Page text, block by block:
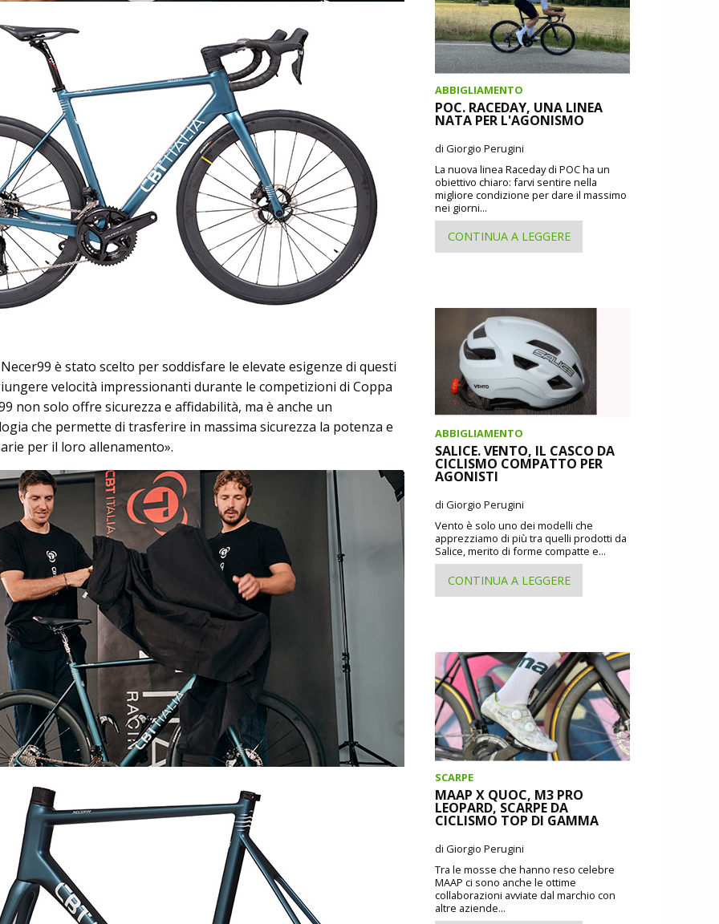
è stato scelto per soddisfare le elevate esigenze di questi
velocità impressionanti durante le competizioni di Coppa
non solo offre sicurezza e affidabilità, ma è anche un
che permette di trasferire in massima sicurezza la potenza e
per il loro allenamento».
ABBIGLIAMENTO
POC. RACEDAY, UNA LINEA
NATA PER L'AGONISMO
di Giorgio Perugini
La nuova linea Raceday di POC ha un
obiettivo chiaro: farvi sentire nella
migliore condizione per dare il massimo
nei giorni...
CONTINUA A LEGGERE
ABBIGLIAMENTO
SALICE. VENTO, IL CASCO DA
CICLISMO COMPATTO PER
AGONISTI
di Giorgio Perugini
Vento è solo uno dei modelli che
apprezziamo di più tra quelli prodotti da
Salice, merito di forme compatte e...
CONTINUA A LEGGERE
SCARPE
MAAP X QUOC, M3 PRO
LEOPARD, SCARPE DA
CICLISMO TOP DI GAMMA
di Giorgio Perugini
Tra le mosse che hanno reso celebre
MAAP ci sono anche le ottime
collaborazioni avviate dal marchio con
altre aziende...